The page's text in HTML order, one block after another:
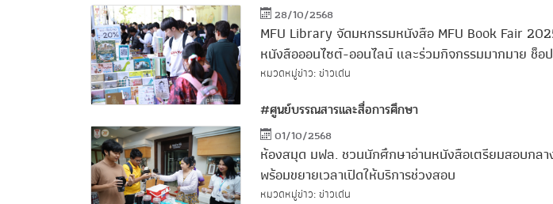
28/10/2568
MFU Library จัดมหกรรมหนังสือ MFU Book Fair
หนังสือออนไซต์-ออนไลน์ และร่วมกิจกรรมมากมาย ช็
หมวดหมู่ข่าว: ข่าวเด่น
#ศูนย์บรรณสารและสื่อการศึกษา
01/10/2568
ห้องสมุด มฟล. ชวนนักศึกษาอ่านหนังสือเตรียมสอบกลา
พร้อมขยายเวลาเปิดให้บริการช่วงสอบ
หมวดหมู่ข่าว: ข่าวเด่น